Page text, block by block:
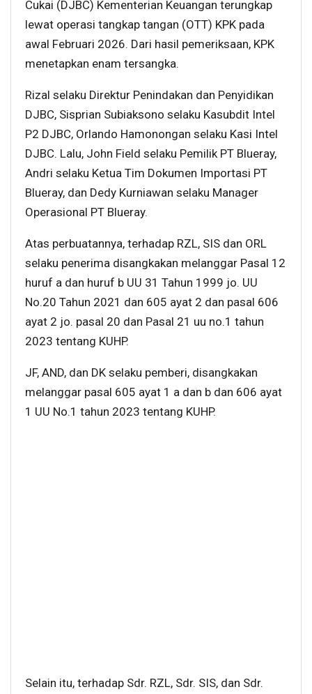
Cukai (DJBC) Kementerian Keuangan terungkap
lewat operasi tangkap tangan (OTT) KPK pada
awal Februari 2026. Dari hasil pemeriksaan, KPK
menetapkan enam tersangka.
Rizal selaku Direktur Penindakan dan Penyidikan
DJBC, Sisprian Subiaksono selaku Kasubdit Intel
P2 DJBC, Orlando Hamonongan selaku Kasi Intel
DJBC. Lalu, John Field selaku Pemilik PT Blueray,
Andri selaku Ketua Tim Dokumen Importasi PT
Blueray, dan Dedy Kurniawan selaku Manager
Operasional PT Blueray.
Atas perbuatannya, terhadap RZL, SIS dan ORL
selaku penerima disangkakan melanggar Pasal 12
huruf a dan huruf b UU 31 Tahun 1999 jo. UU
No.20 Tahun 2021 dan 605 ayat 2 dan pasal 606
ayat 2 jo. pasal 20 dan Pasal 21 uu no.1 tahun
2023 tentang KUHP.
JF, AND, dan DK selaku pemberi, disangkakan
melanggar pasal 605 ayat 1 a dan b dan 606 ayat
1 UU No.1 tahun 2023 tentang KUHP.
Selain itu, terhadap Sdr. RZL, Sdr. SIS, dan Sdr.